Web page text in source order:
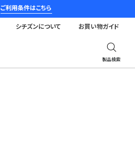
ご利用条件はこちら
製品検索
シチズンについて お買い物ガイド